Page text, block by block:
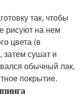
так, чтобы
рисуют на нем
цвета (в
затем сушат и
обычный лак,
покрытие.